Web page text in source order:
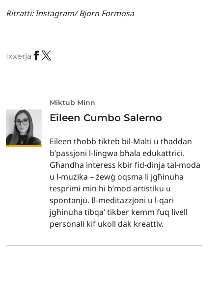
Ritratti:Instagram/ Bjorn Formosa
Ixxerja
Miktub Minn
Eileen Cumbo Salerno
Eileen tħobb tikteb bil-Malti u tħaddan
b’passjoni l-lingwa bħala edukattriċi.
Għandha interess kbir fid-dinja tal-moda
u l-mużika – żewġ oqsma li jgħinuha
tesprimi min hi b’mod artistiku u
spontanju. Il-meditazzjoni u l-qari
jgħinuha tibqa’ tikber kemm fuq livell
personali kif ukoll dak kreattiv.